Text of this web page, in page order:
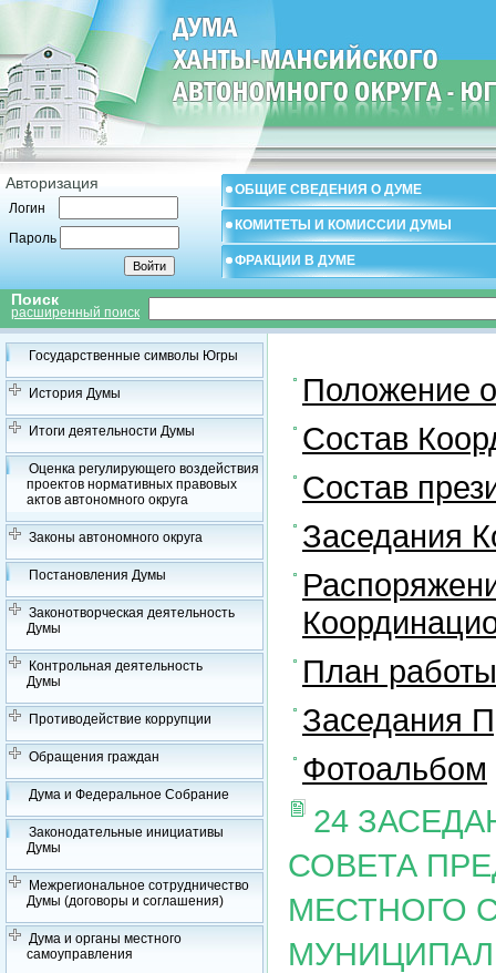
Авторизация
Логин
Пароль
ОБЩИЕ СВЕДЕНИЯ О ДУМЕ
КОМИТЕТЫ И КОМИССИИ ДУМЫ
ФРАКЦИИ В ДУМЕ
Поиск
расширенный поиск
Государственные символы Югры
История Думы
Итоги деятельности Думы
Оценка регулирующего воздействия
проектов нормативных правовых
актов автономного округа
Законы автономного округа
Постановления Думы
Законотворческая деятельность
Думы
Контрольная деятельность
Думы
Противодействие коррупции
Обращения граждан
Дума и Федеральное Собрание
Законодательные инициативы
Думы
Межрегиональное сотрудничество
Думы (договоры и соглашения)
Дума и органы местного
самоуправления
Положение
Состав
Состав
Заседания
План
Заседания
Фотоальбом
24
СОВЕТА
МЕСТНОГО